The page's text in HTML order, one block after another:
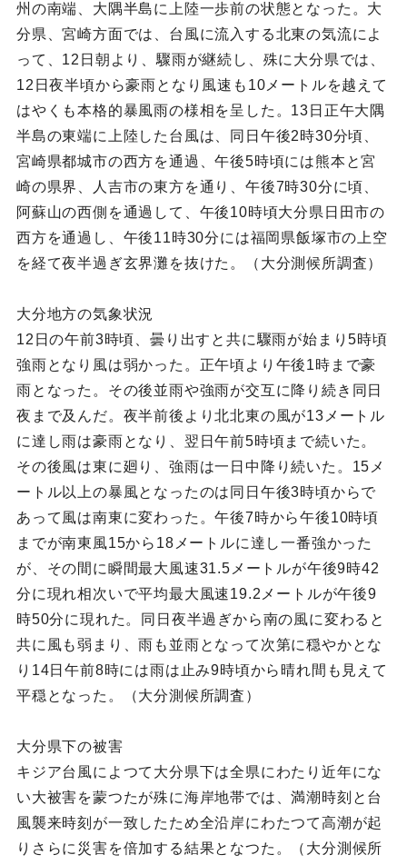
州の南端、大隅半島に上陸一歩前の状態となった。大
分県、宮崎方面では、台風に流入する北東の気流によ
って、12日朝より、驟雨が継続し、殊に大分県では、
12日夜半頃から豪雨となり風速も10メートルを越えて
はやくも本格的暴風雨の様相を呈した。13日正午大隅
半島の東端に上陸した台風は、同日午後2時30分頃、
宮崎県都城市の西方を通過、午後5時頃には熊本と宮
崎の県界、人吉市の東方を通り、午後7時30分に頃、
阿蘇山の西側を通過して、午後10時頃大分県日田市の
西方を通過し、午後11時30分には福岡県飯塚市の上空
を経て夜半過ぎ玄界灘を抜けた。（大分測候所調査）
大分地方の気象状況
12日の午前3時頃、曇り出すと共に驟雨が始まり5時頃
強雨となり風は弱かった。正午頃より午後1時まで豪
雨となった。その後並雨や強雨が交互に降り続き同日
夜まで及んだ。夜半前後より北北東の風が13メートル
に達し雨は豪雨となり、翌日午前5時頃まで続いた。
その後風は東に廻り、強雨は一日中降り続いた。15メ
ートル以上の暴風となったのは同日午後3時頃からで
あって風は南東に変わった。午後7時から午後10時頃
までが南東風15から18メートルに達し一番強かった
が、その間に瞬間最大風速31.5メートルが午後9時42
分に現れ相次いで平均最大風速19.2メートルが午後9
時50分に現れた。同日夜半過ぎから南の風に変わると
共に風も弱まり、雨も並雨となって次第に穏やかとな
り14日午前8時には雨は止み9時頃から晴れ間も見えて
平穏となった。（大分測候所調査）
大分県下の被害
キジア台風によつて大分県下は全県にわたり近年にな
い大被害を蒙つたが殊に海岸地帯では、満潮時刻と台
風襲来時刻が一致したため全沿岸にわたつて高潮が起
りさらに災害を倍加する結果となつた。（大分測候所